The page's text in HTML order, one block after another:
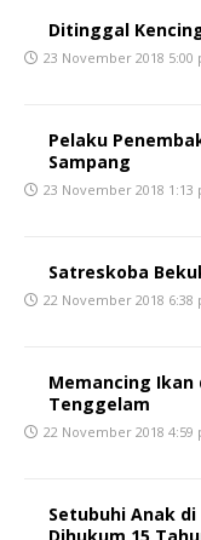
Ditinggal
23 November 2018 5:00
Pelaku
Sampang
23 November 2018 1:13
Satreskoba
22 November 2018 6:38
Memancing Ikan
Tenggelam
22 November 2018 4:59
Setubuhi Anak di